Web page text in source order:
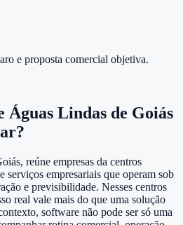
e proposta comercial objetiva.
Águas Lindas de Goiás
reúne empresas da centros
serviços empresariais que operam sob
e previsibilidade. Nesses centros
real vale mais do que uma solução
software não pode ser só uma